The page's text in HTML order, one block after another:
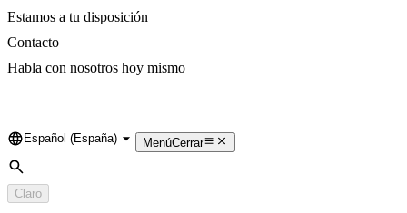
Estamos a tu disposición
Contacto
Habla con nosotros hoy mismo
Language
Español (España) MenúCerrar
Búsqueda
Claro